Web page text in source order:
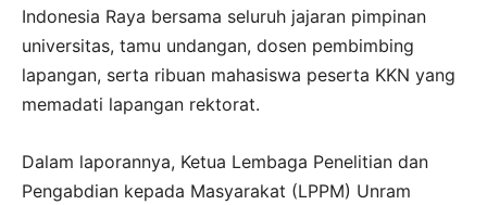
Indonesia Raya bersama seluruh jajaran pimpinan
universitas, tamu undangan, dosen pembimbing
lapangan, serta ribuan mahasiswa peserta KKN yang
memadati lapangan rektorat.
Dalam laporannya, Ketua Lembaga Penelitian dan
Pengabdian kepada Masyarakat (LPPM) Unram